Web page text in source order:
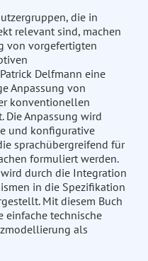
die in
relevant sind, machen
von vorgefertigten
Delfmann eine
Anpassung von
konventionellen
Die Anpassung wird
und konfigurative
sprachübergreifend für
formuliert werden.
durch die Integration
in die Spezifikation
Mit diesem Buch
einfache technische
als